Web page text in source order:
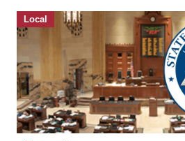
Local